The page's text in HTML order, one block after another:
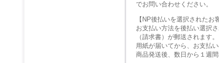
でお問い合わせください。
【NP後払いを選択されたお
お支払い方法を後払い選択
（請求書）が郵送されます。
用紙が届いてから、お支払
商品発送後、数日から１週